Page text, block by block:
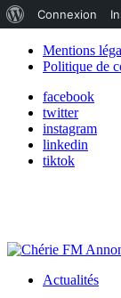
Mentions
Politique de
facebook
twitter
instagram
linkedin
tiktok
Actualités
de
WordPress
Connexion